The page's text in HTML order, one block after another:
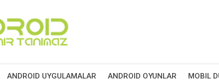
ANDROID UYGULAMALAR ANDROID OYUNLAR MOBIL